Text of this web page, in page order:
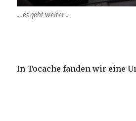
….es geht weiter …
In Tocache fanden wir eine